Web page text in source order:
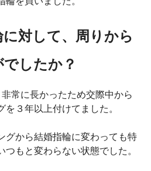
対して、周りから
したか？
常に長かったため交際中から
３年以上付けてました。
グから結婚指輪に変わっても特
もと変わらない状態でした。